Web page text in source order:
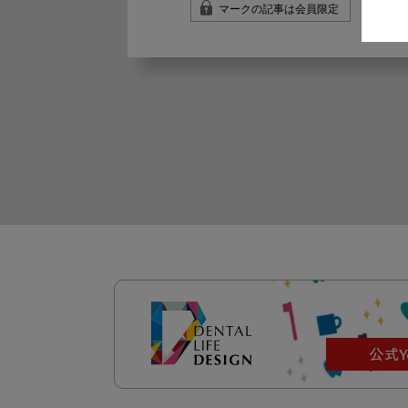
マークの記事は会員限定